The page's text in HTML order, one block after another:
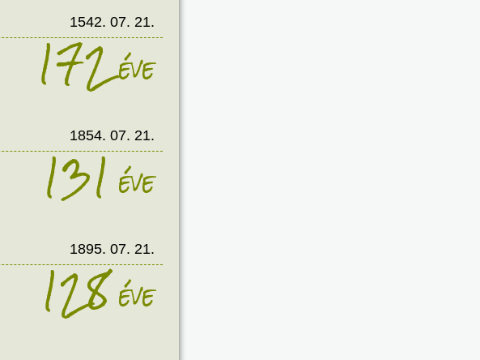
1542. 07. 21.
172éve
1854. 07. 21.
131éve
1895. 07. 21.
128éve